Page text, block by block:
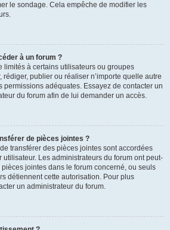
le sondage. Cela empêche de modifier les
à un forum ?
limités à certains utilisateurs ou groupes
rédiger, publier ou réaliser n’importe quelle autre
permissions adéquates. Essayez de contacter un
du forum afin de lui demander un accès.
de pièces jointes ?
transférer des pièces jointes sont accordées
Les administrateurs du forum ont peut-
jointes dans le forum concerné, ou seuls
détiennent cette autorisation. Pour plus
un administrateur du forum.